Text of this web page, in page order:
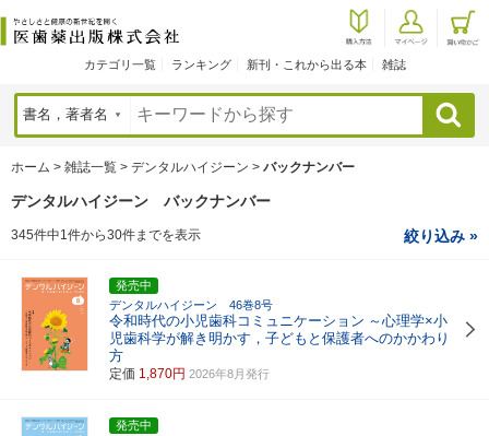
カテゴリ一覧 ランキング 新刊・これから出る本 雑誌
検索
ホーム > 雑誌一覧 > デンタルハイジーン > バックナンバー
デンタルハイジーン バックナンバー
345件中1件から30件までを表示 絞り込み »
発売中
デンタルハイジーン 46巻8号
令和時代の小児歯科コミュニケーション ～心理学×小
児歯科学が解き明かす，子どもと保護者へのかかわり
方
定価 1,870円 2026年8月発行
発売中